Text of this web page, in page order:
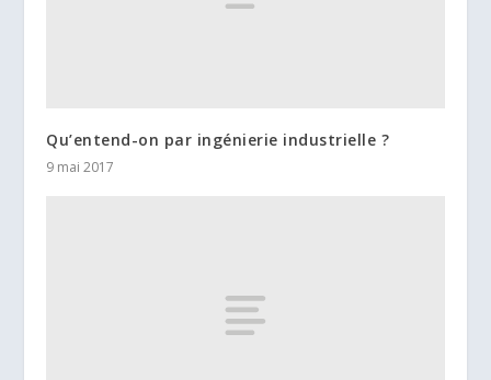
Qu’entend-on par ingénierie industrielle ?
9 mai 2017